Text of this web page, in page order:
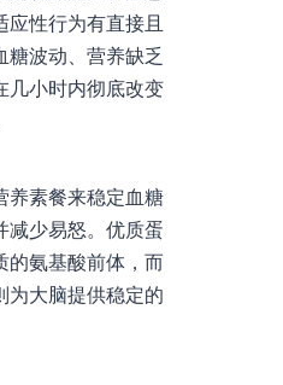
应性行为有直接且
糖波动、营养缺乏
几小时内彻底改变
养素餐来稳定血糖
减少易怒。优质蛋
的氨基酸前体，而
为大脑提供稳定的